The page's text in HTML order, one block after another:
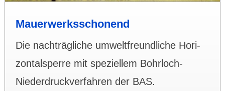
Mauerwerksschonend
Die nach­träg­liche um­welt­freundliche Hori­
zontal­­sperre mit spe­ziellem Bohr­loch-
Nieder­druck­­ver­­fah­ren der BAS.